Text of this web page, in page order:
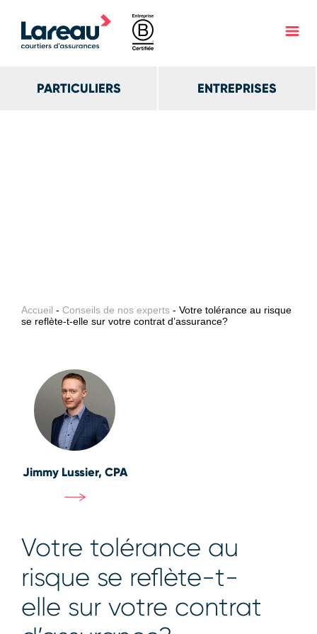
PARTICULIERS ENTREPRISES
Accueil - Conseils de nos experts - Votre tolérance au risque
se reflète-t-elle sur votre contrat d’assurance?
Jimmy Lussier, CPA
Votre tolérance au
risque se reflète-t-
elle sur votre contrat